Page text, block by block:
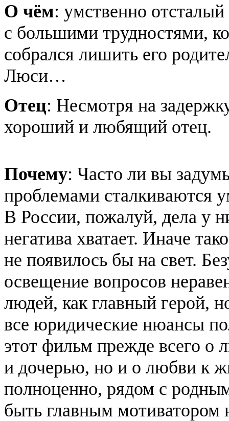
О чём: умственно
с большими трудностями,
собрался лишить его
Люси…
Отец: Несмотря на
хороший и любящий отец.
Почему: Часто ли вы
проблемами сталкиваются
В России, пожалуй, дела у
негатива хватает. Иначе
не появилось бы на свет.
освещение вопросов
людей, как главный герой,
все юридические нюансы
этот фильм прежде всего
и дочерью, но и о любви к
полноценно, рядом с
быть главным мотиватором